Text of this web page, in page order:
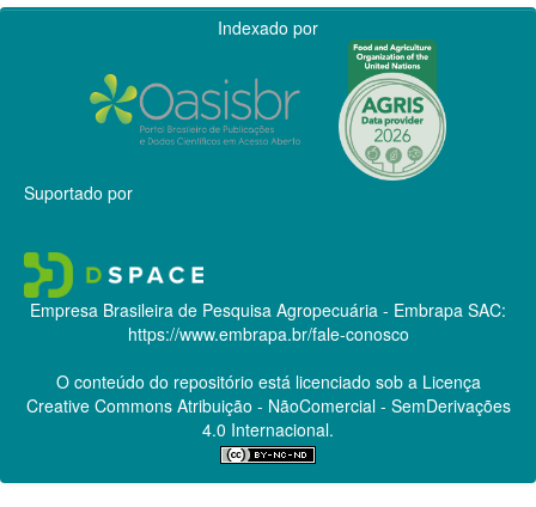
Indexado por
Suportado por
Empresa Brasileira de Pesquisa Agropecuária - Embrapa SAC:
https://www.embrapa.br/fale-conosco
O conteúdo do repositório está licenciado sob a Licença
Creative CommonsAtribuição - NãoComercial - SemDerivações
4.0 Internacional.